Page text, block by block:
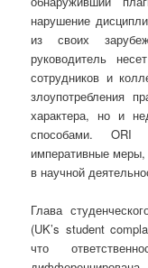
нарушение
из своих
руководитель
сотрудников и
злоупотребления
характера, но и
способами. ORI
императивные
в научной
Глава
(UK’s student
что